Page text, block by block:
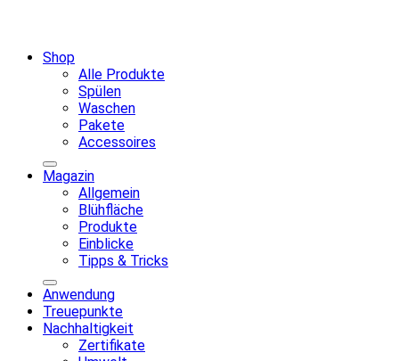
Shop
Alle Produkte
Spülen
Waschen
Pakete
Accessoires
Magazin
Allgemein
Blühfläche
Produkte
Einblicke
Tipps & Tricks
Anwendung
Treuepunkte
Nachhaltigkeit
Zertifikate